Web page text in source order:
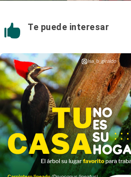
 Te puede interesar